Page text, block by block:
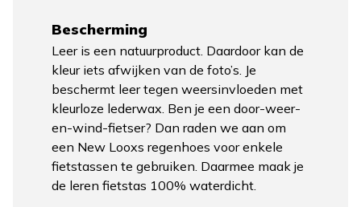
Bescherming
Leer is een natuurproduct. Daardoor kan de
kleur iets afwijken van de foto’s. Je
beschermt leer tegen weersinvloeden met
kleurloze lederwax. Ben je een door-weer-
en-wind-fietser? Dan raden we aan om
een New Looxs regenhoes voor enkele
fietstassen te gebruiken. Daarmee maak je
de leren fietstas 100% waterdicht.